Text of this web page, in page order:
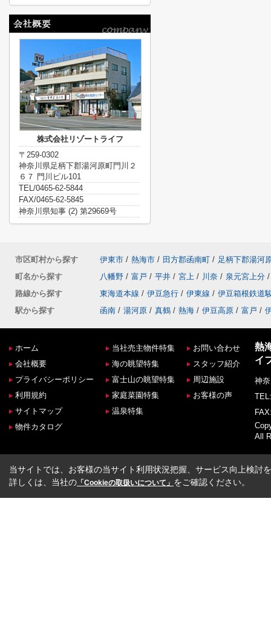
株式会社リゾートライフ
〒259-0302
神奈川県足柄下郡湯河原町門川２
６７ 門川ビル101
TEL/0465-62-5844
FAX/0465-62-5845
神奈川県知事 (2) 第29669号
市区町村から探す 伊東市 / 熱海市 / 田方郡函南町 / 足柄下郡湯河
町名から探す
八幡野 / 富戸 / 平井 / 宮上 / 川奈 / 泉元宮上分 /
路線から探す
東海道本線 / 伊豆急行 / 伊東線 / 伊豆箱根鉄道
駅から探す
函南 / 湯河原 / 真鶴 / 熱海 / 伊豆高原 / 富戸 /
ホーム
会社概要
プライバシーポリシー
利用規約
サイトマップ
物件カタログ
当社売主物件特集
海の眺望特集
富士山の眺望特集
家庭菜園特集
温泉特集
お問い合わせ
スタッフ紹介
周辺施設
お客様の声
熱
イ
神
All
当サイトでは、お客様の当サイト利用状況把握、サービス向上検討
詳しくは、当社の 「Cookieの取扱いについて」 をご確認ください。